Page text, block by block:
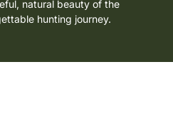
natural beauty of the
hunting journey.